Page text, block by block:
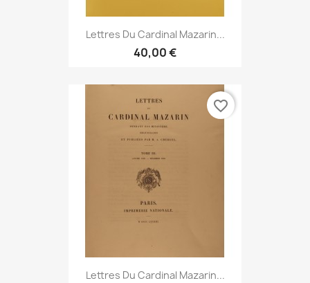
Lettres Du Cardinal Mazarin...
40,00 €
Lettres Du Cardinal Mazarin...
favorite_border